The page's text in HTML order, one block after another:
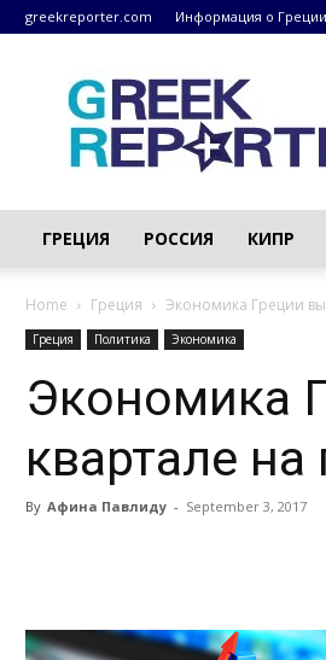
greekreporter.com Информация о Греции
Греческие
новости
–
ГРЕЦИЯ РОССИЯ КИПР
Home Греция Экономика Греции
Греция Политика Экономика
Экономика
квартале
By Афина Павлиду - September 3, 2017